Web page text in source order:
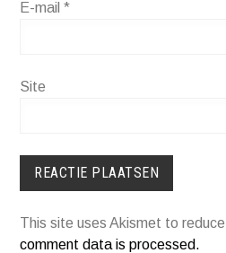
E-mail*
Site
This site uses Akismet to
comment data is processed.